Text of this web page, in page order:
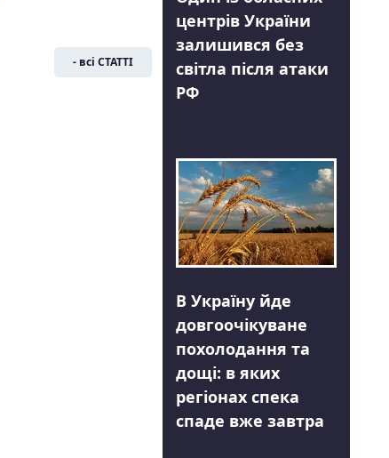
- всі СТАТТІ
центрів України
залишився без
світла після атаки
РФ
В Україну йде
довгоочікуване
похолодання та
дощі: в яких
регіонах спека
спаде вже завтра